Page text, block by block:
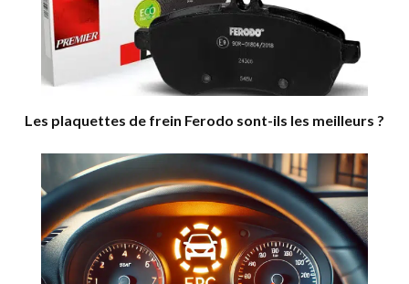
Les plaquettes de frein Ferodo sont-ils les meilleurs ?